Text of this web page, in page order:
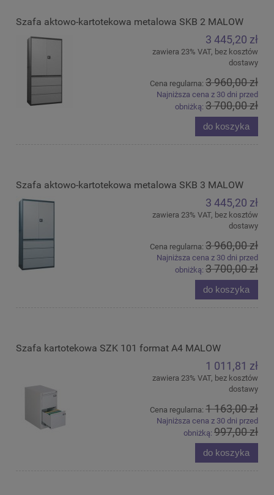
Szafa aktowo-kartotekowa metalowa SKB 2 MALOW
3 445,20 zł
zawiera 23% VAT, bez kosztów
dostawy
Cena regularna: 3 960,00 zł
Najniższa cena z 30 dni przed
obniżką: 3 700,00 zł
do koszyka
Szafa aktowo-kartotekowa metalowa SKB 3 MALOW
3 445,20 zł
zawiera 23% VAT, bez kosztów
dostawy
Cena regularna: 3 960,00 zł
Najniższa cena z 30 dni przed
obniżką: 3 700,00 zł
do koszyka
Szafa kartotekowa SZK 101 format A4 MALOW
1 011,81 zł
zawiera 23% VAT, bez kosztów
dostawy
Cena regularna: 1 163,00 zł
Najniższa cena z 30 dni przed
obniżką: 997,00 zł
do koszyka